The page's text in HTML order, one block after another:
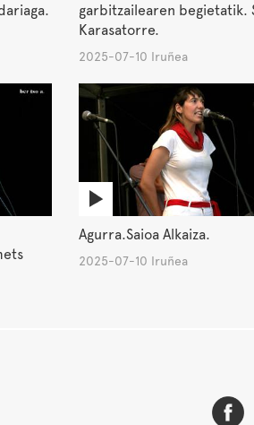
garbitzailearen begietatik.
Karasatorre.
2025-07-10 Iruñea
Agurra.Saioa Alkaiza.
2025-07-10 Iruñea